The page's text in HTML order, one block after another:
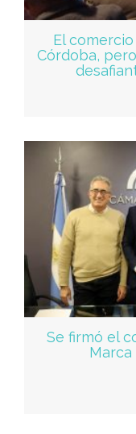
El
Córdoba,
Se firmó el